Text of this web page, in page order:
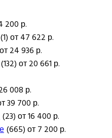
200 р.
(1) от 47 622 р.
24 936 р.
(132) от 20 661 р.
008 р.
39 700 р.
(23) от 16 400 р.
(665) от 7 200 р.